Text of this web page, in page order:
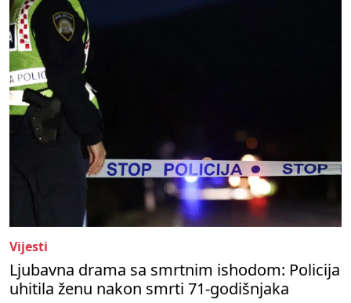
Vijesti
Ljubavna drama sa smrtnim ishodom: Policija
uhitila ženu nakon smrti 71-godišnjaka